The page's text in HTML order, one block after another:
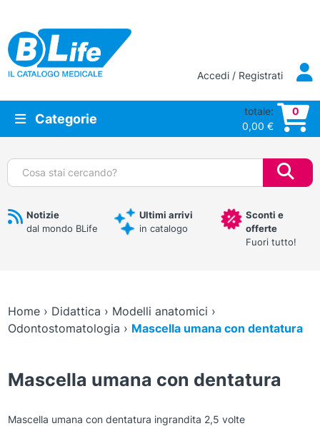
Vai al contenuto principale
Accedi / Registrati
Categorie
totale:
0,00 €
0
Cerca:
Notizie
dal mondo BLife
Ultimi arrivi
in catalogo
Sconti e
offerte
Fuori tutto!
Home› Didattica › Modelli anatomici ›
Odontostomatologia › Mascella umana con dentatura
Mascella umana con dentatura
Mascella umana con dentatura ingrandita 2,5 volte